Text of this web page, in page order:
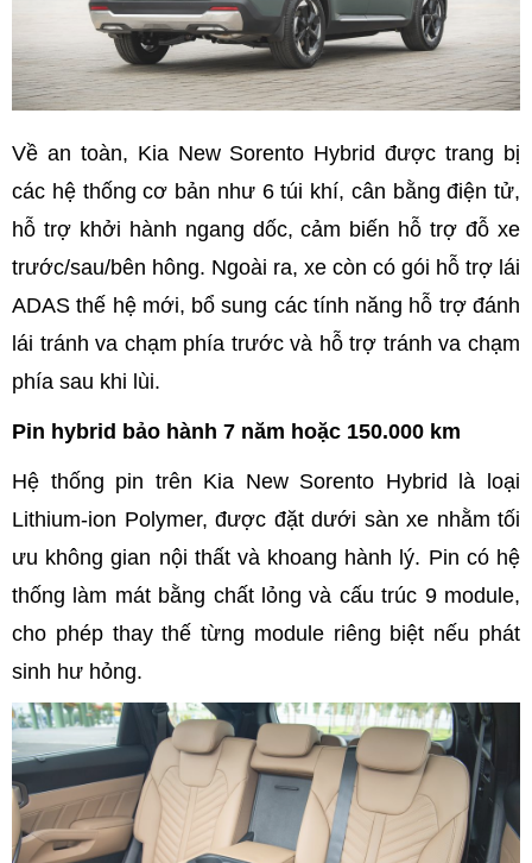
Về an toàn, Kia New Sorento Hybrid được trang bị
các hệ thống cơ bản như 6 túi khí, cân bằng điện tử,
hỗ trợ khởi hành ngang dốc, cảm biến hỗ trợ đỗ xe
trước/sau/bên hông. Ngoài ra, xe còn có gói hỗ trợ lái
ADAS thế hệ mới, bổ sung các tính năng hỗ trợ đánh
lái tránh va chạm phía trước và hỗ trợ tránh va chạm
phía sau khi lùi.
Pin hybrid bảo hành 7 năm hoặc 150.000 km
Hệ thống pin trên Kia New Sorento Hybrid là loại
Lithium-ion Polymer, được đặt dưới sàn xe nhằm tối
ưu không gian nội thất và khoang hành lý. Pin có hệ
thống làm mát bằng chất lỏng và cấu trúc 9 module,
cho phép thay thế từng module riêng biệt nếu phát
sinh hư hỏng.